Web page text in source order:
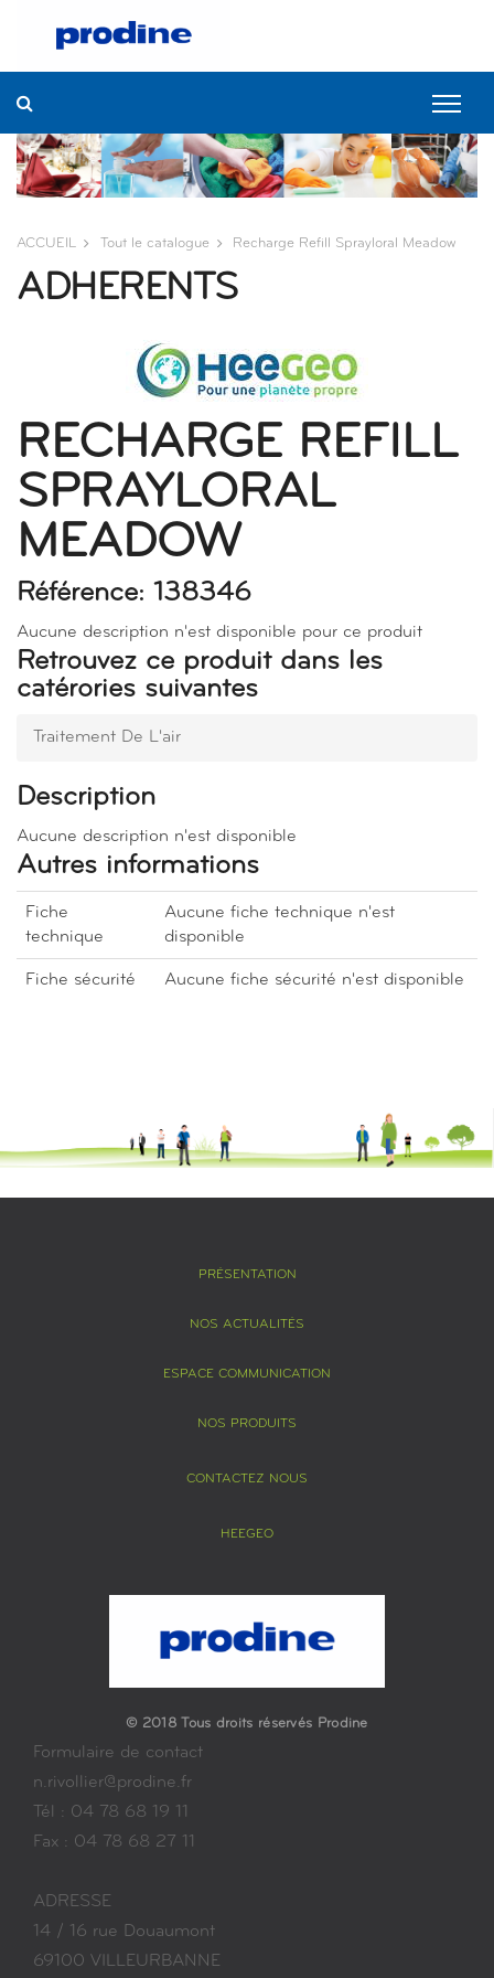
ACCUEIL Tout le catalogue Recharge Refill Sprayloral Meadow
ADHERENTS
RECHARGE REFILL
SPRAYLORAL
MEADOW
Référence: 138346
Aucune description n'est disponible pour ce produit
Retrouvez ce produit dans les
catérories suivantes
Traitement De L'air
Description
Aucune description n'est disponible
Autres informations
Fiche
technique
Aucune fiche technique n'est
disponible
Fiche sécurité Aucune fiche sécurité n'est disponible
PRÉSENTATION
NOS ACTUALITÉS
ESPACE COMMUNICATION
NOS PRODUITS
CONTACTEZ NOUS
HEEGEO
© 2018 Tous droits réservés Prodine
Formulaire de contact
n.rivollier@prodine.fr
Tél : 04 78 68 19 11
Fax : 04 78 68 27 11
ADRESSE
14 / 16 rue Douaumont
69100 VILLEURBANNE